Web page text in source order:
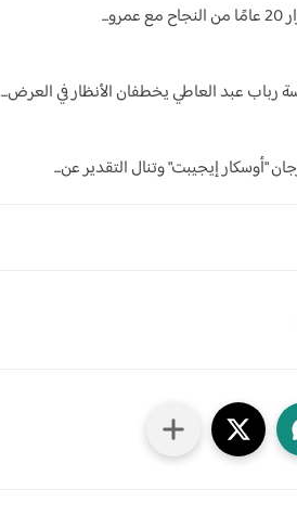
رباب عبد العاطي يخطفان الأنظار في العرض...
"أوسكار إيجيبت" وتنال التقدير عن...